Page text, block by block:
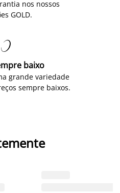
nos nossos
GOLD.

baixo
grande variedade
sempre baixos.